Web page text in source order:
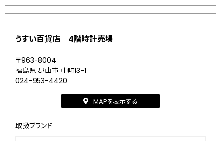
うすい百貨店 4階時計売場
〒963-8004
福島県 郡山市 中町13-1
024-953-4420
MAPを表示する
取扱ブランド